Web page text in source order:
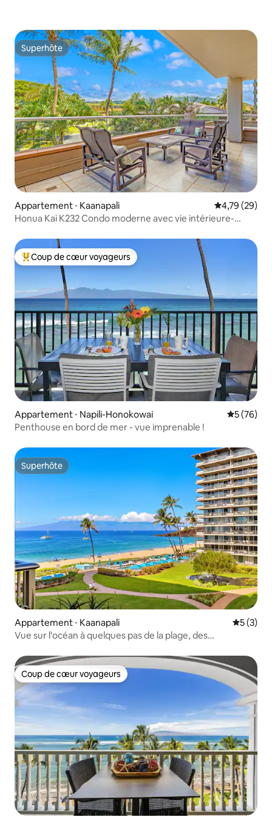
Superhôte
Superhôte
Appartement ⋅ Kaanapali Évaluation
4,79 (29)
Honua Kai K232 Condo moderne avec vie intérieure-
Coups de cœur voyageurs les plus appréciés
Coup de cœur voyageurs
Appartement ⋅ Napili-Honokowai
5 (76)
Penthouse en bord de mer - vue imprenable !
Superhôte
Superhôte
Appartement ⋅ Kaanapali
5 (3)
Vue sur l'océan à quelques pas de la plage, des
Coup de cœur voyageurs
Coup de cœur voyageurs